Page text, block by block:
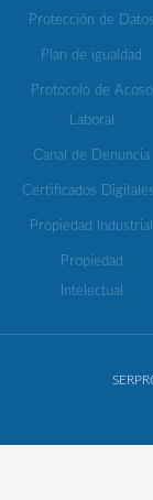
Protección de Datos
Plan de igualdad
Protocolo de Acoso
Laboral
Canal de Denuncia
Certificados Digitales
Propiedad Industrial
Propiedad
Intelectual